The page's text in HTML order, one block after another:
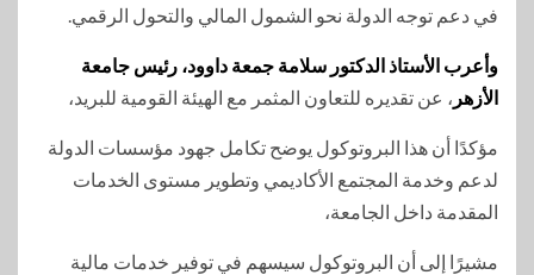
في دعم توجه الدولة نحو الشمول المالي والتحول الرقمي.
وأعرب الأستاذ الدكتور سلامة جمعة داوود، رئيس جامعة
الأزهر ، عن تقديره للتعاون المثمر مع الهيئة القومية للبريد،
مؤكدًا أن هذا البروتوكول يوضح تكامل جهود مؤسسات الدولة
لدعم وخدمة المجتمع الأكاديمي وتطوير مستوى الخدمات
المقدمة داخل الجامعة،
مشيرًا إلى أن البروتوكول سيسهم في توفير خدمات مالية